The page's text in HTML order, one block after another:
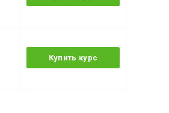
Купить курс